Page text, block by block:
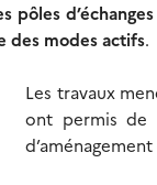
pôles d’échanges
des modes actifs.
Les travaux
ont permis de